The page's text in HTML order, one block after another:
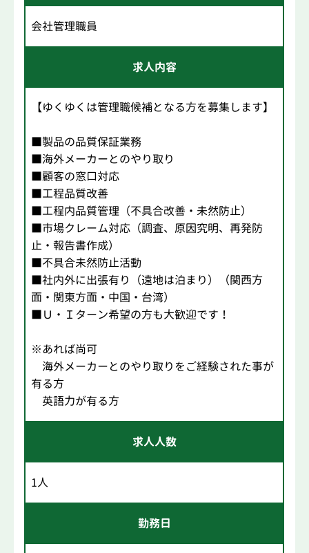
会社管理職員
求人内容
【ゆくゆくは管理職候補となる方を募集します】
■製品の品質保証業務
■海外メーカーとのやり取り
■顧客の窓口対応
■工程品質改善
■工程内品質管理（不具合改善・未然防止）
■市場クレーム対応（調査、原因究明、再発防
止・報告書作成）
■不具合未然防止活動
■社内外に出張有り（遠地は泊まり）（関西方
面・関東方面・中国・台湾）
■Ｕ・Ｉターン希望の方も大歓迎です！
※あれば尚可
海外メーカーとのやり取りをご経験された事が
有る方
英語力が有る方
求人人数
1人
勤務日